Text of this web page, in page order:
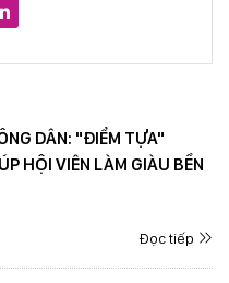
DÂN: "ĐIỂM TỰA"
HỘI VIÊN LÀM GIÀU BỀN
Đọc tiếp